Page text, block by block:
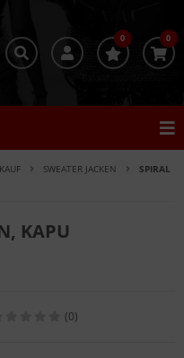
0 0
SWEATER JACKEN
SPIRAL
KAPU
(0)